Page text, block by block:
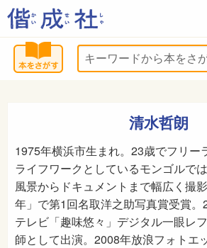
清水哲朗
1975年横浜市生まれ。23歳でフリー
ライフワークとしているモンゴルで
風景からドキュメントまで幅広く撮
年」で第1回名取洋之助写真賞受賞
テレビ「趣味悠々」デジタル一眼レ
師として出演。2008年放浪フォトエ